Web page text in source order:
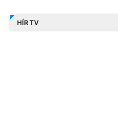
HÍR TV